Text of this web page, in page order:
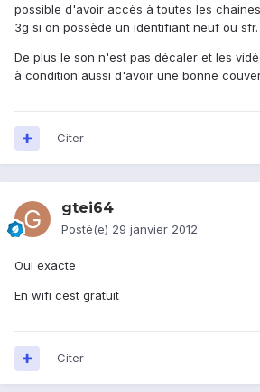
possible d'avoir accès à toutes les
3g si on possède un identifiant neuf ou sfr.
De plus le son n'est pas décaler et les
à condition aussi d'avoir une bonne
Citer
gtei64
Posté(e) 29 janvier 2012
Oui exacte
En wifi cest gratuit
Citer